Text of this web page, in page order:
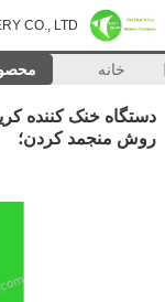
CO., LTD.
خانه
دستگاه خنک کننده
روش منجمد کردن؛